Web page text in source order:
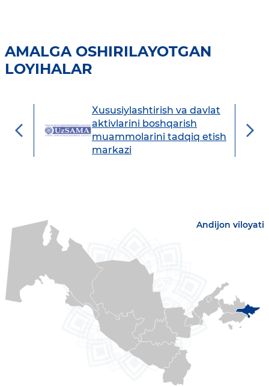
AMALGA OSHIRILAYOTGAN
LOYIHALAR
Xususiylashtirish va davlat
aktivlarini boshqarish
muammolarini tadqiq etish
markazi
Andijon viloyati